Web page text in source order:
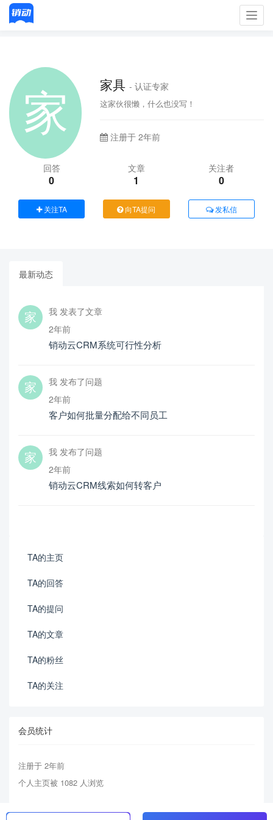
家具- 认证专家
这家伙很懒，什么也没写！
注册于 2年前
回答
0
文章
1
关注者
0
关注TA 向TA提问 发私信
最新动态
我 发表了文章
2年前
销动云CRM系统可行性分析
我 发布了问题
2年前
客户如何批量分配给不同员工
我 发布了问题
2年前
销动云CRM线索如何转客户
TA的主页
TA的回答
TA的提问
TA的文章
TA的粉丝
TA的关注
会员统计
注册于 2年前
个人主页被 1082 人浏览